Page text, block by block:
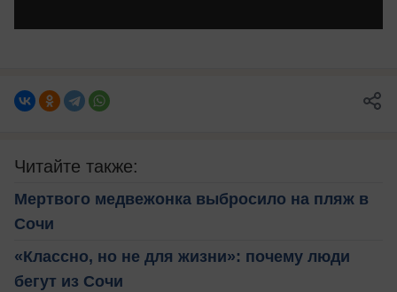
Читайте также:
Мертвого медвежонка выбросило на пляж в
Сочи
«Классно, но не для жизни»: почему люди
бегут из Сочи